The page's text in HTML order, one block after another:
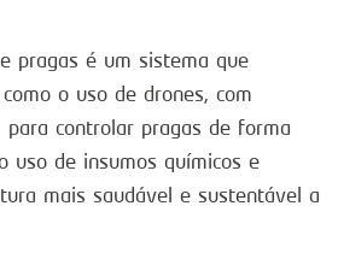
pragas é um sistema que
o uso de drones, com
controlar pragas de forma
uso de insumos químicos e
mais saudável e sustentável a